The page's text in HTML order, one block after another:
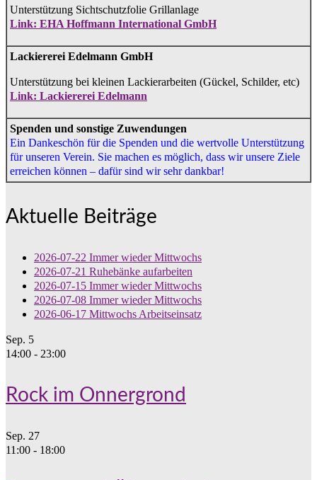
Unterstützung Sichtschutzfolie Grillanlage
Link: EHA Hoffmann International GmbH
Lackiererei Edelmann GmbH
Unterstützung bei kleinen Lackierarbeiten (Gückel, Schilder, etc)
Link: Lackiererei Edelmann
Spenden und sonstige Zuwendungen
Ein Dankeschön für die Spenden und die wertvolle Unterstützung
für unseren Verein. Sie machen es möglich, dass wir unsere Ziele
erreichen können – dafür sind wir sehr dankbar!
Aktuelle Beiträge
2026-07-22 Immer wieder Mittwochs
2026-07-21 Ruhebänke aufarbeiten
2026-07-15 Immer wieder Mittwochs
2026-07-08 Immer wieder Mittwochs
2026-06-17 Mittwochs Arbeitseinsatz
Sep. 5
14:00 - 23:00
Rock im Onnergrond
Sep. 27
11:00 - 18:00